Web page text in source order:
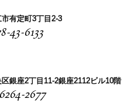
有定町3丁目2-3
43-6133
銀座2丁目11-2銀座2112ビル10階
2677